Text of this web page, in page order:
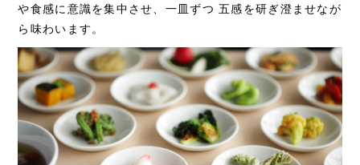
や食感に意識を集中させ、一皿ずつ 五感を研ぎ澄ませなが
ら味わいます。